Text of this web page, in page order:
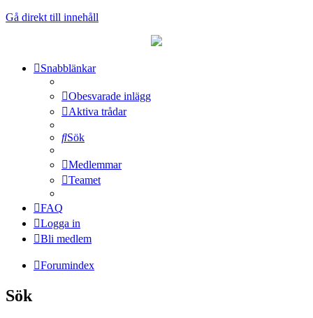
Gå direkt till innehåll
Snabblänkar
Obesvarade inlägg
Aktiva trådar
Sök
Medlemmar
Teamet
FAQ
Logga in
Bli medlem
Forumindex
Sök